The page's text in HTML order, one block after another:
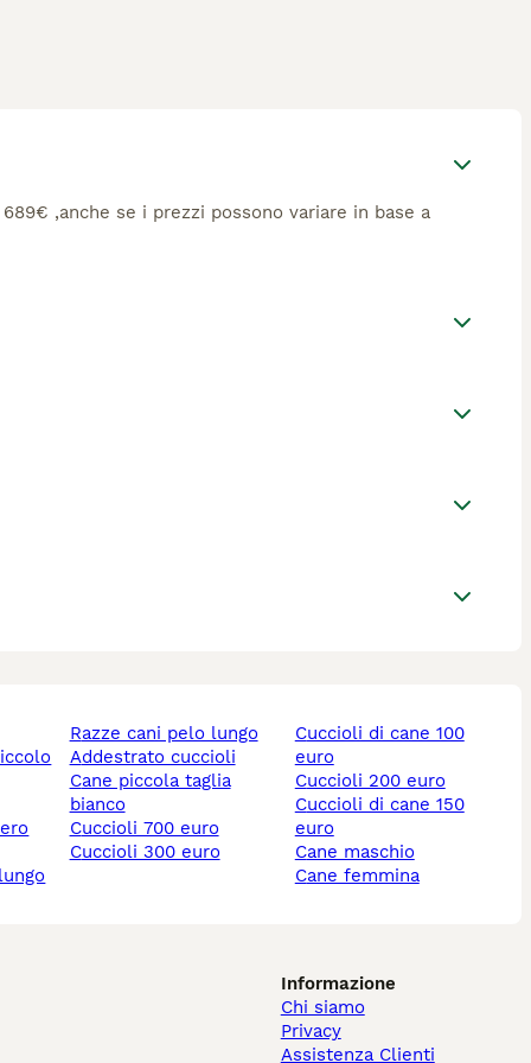
,anche se i prezzi possono variare in base a
razze cani pelo lungo
addestrato cuccioli
cane piccola taglia
bianco
cuccioli 700 euro
cuccioli 300 euro
cuccioli di cane 100
euro
cuccioli 200 euro
cuccioli di cane 150
euro
cane maschio
cane femmina
Informazione
Chi siamo
Privacy
Assistenza Clienti